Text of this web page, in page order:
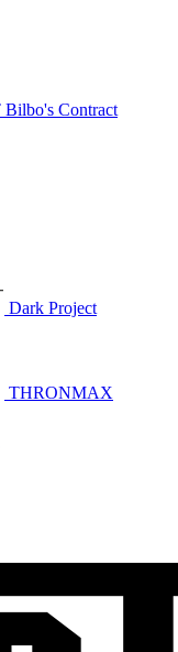
Dark Project
THRONMAX